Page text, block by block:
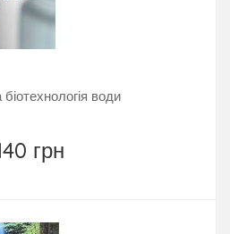
біотехнологія води
грн